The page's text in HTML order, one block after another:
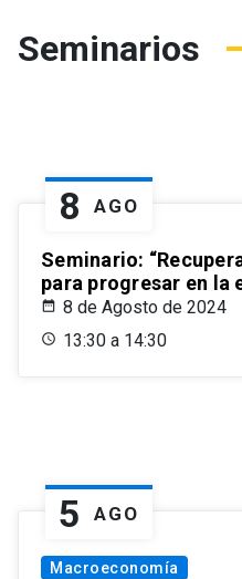
Seminarios
8 AGO
Seminario:
para progresar en la
8 de Agosto de 2024
13:30 a 14:30
5 AGO
Macroeconomía